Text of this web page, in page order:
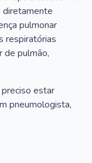
diretamente
pulmonar
respiratórias
de pulmão,
estar
pneumologista,